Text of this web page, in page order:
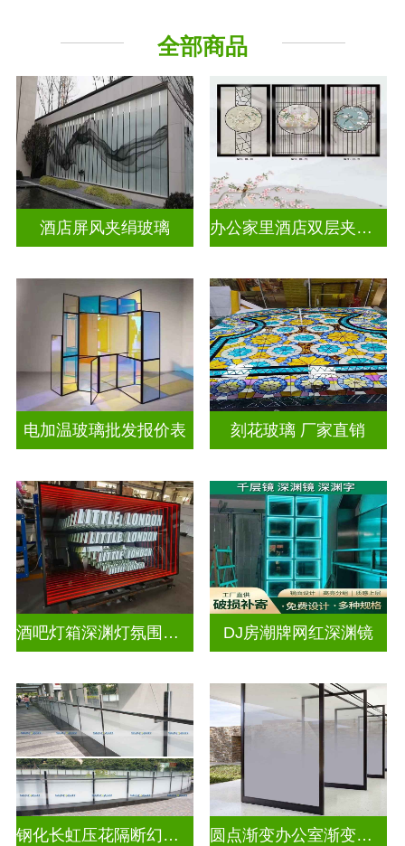
其它玻璃
全部商品
酒店屏风夹绢玻璃 办公家里酒店双层夹娟玻璃
电加温玻璃批发报价表 刻花玻璃 厂家直销
酒吧灯箱深渊灯氛围灯深渊镜 DJ房潮牌网红深渊镜
钢化长虹压花隔断幻彩炫彩渐变玻璃 圆点渐变办公室渐变隔断装饰玻璃